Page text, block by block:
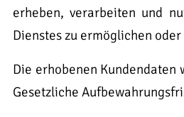
erheben, verarbeiten und
Dienstes zu ermöglichen
Die erhobenen Kundendaten
Gesetzliche